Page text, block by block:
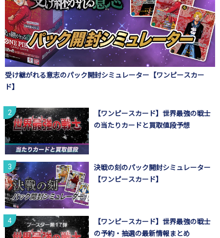
受け継がれる意志のパック開封シミュレーター【ワンピースカー
ド】
【ワンピースカード】世界最強の戦士
の当たりカードと買取値段予想
決戦の刻のパック開封シミュレーター
【ワンピースカード】
【ワンピースカード】世界最強の戦士
の予約・抽選の最新情報まとめ